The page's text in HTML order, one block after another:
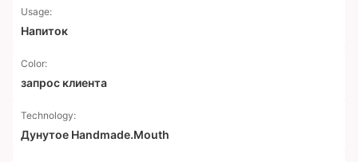
Usage:
Напиток
Color:
запрос клиента
Technology:
Дунутое Handmade.Mouth